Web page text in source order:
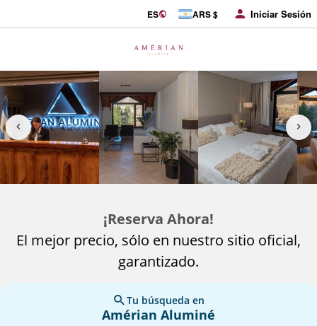
ES ARS $ Iniciar Sesión
¡Reserva Ahora!
El mejor precio, sólo en nuestro sitio oficial,
garantizado.
Tu búsqueda en
Amérian Aluminé